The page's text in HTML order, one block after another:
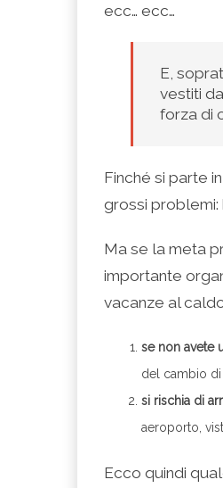
ecc… ecc…
E,
vestiti
forza di
Finché si parte
grossi problemi:
Ma se la meta
importante
vacanze al
se non avete
del cambio di
si rischia di
aeroporto,
Ecco quindi